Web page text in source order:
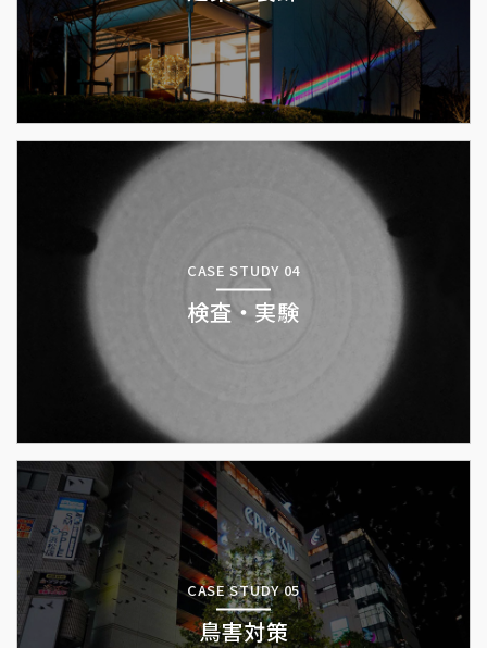
CASE STUDY 04
検査・実験
CASE STUDY 05
鳥害対策